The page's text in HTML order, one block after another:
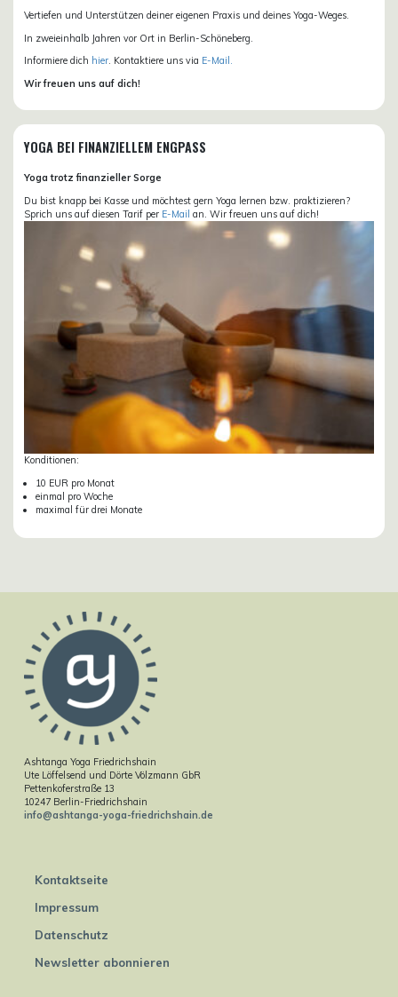
Vertiefen und Unterstützen deiner eigenen Praxis und deines Yoga-Weges.
In zweieinhalb Jahren vor Ort in Berlin-Schöneberg.
Informiere dich hier. Kontaktiere uns via E-Mail.
Wir freuen uns auf dich!
YOGA BEI FINANZIELLEM ENGPASS
Yoga trotz finanzieller Sorge
Du bist knapp bei Kasse und möchtest gern Yoga lernen bzw. praktizieren?
Sprich uns auf diesen Tarif per E-Mail an. Wir freuen uns auf dich!
Konditionen:
10 EUR pro Monat
einmal pro Woche
maximal für drei Monate
Ashtanga Yoga Friedrichshain
Ute Löffelsend und Dörte Völzmann GbR
Pettenkoferstraße 13
10247 Berlin-Friedrichshain
info@ashtanga-yoga-friedrichshain.de
Kontaktseite
Impressum
Datenschutz
Newsletter abonnieren